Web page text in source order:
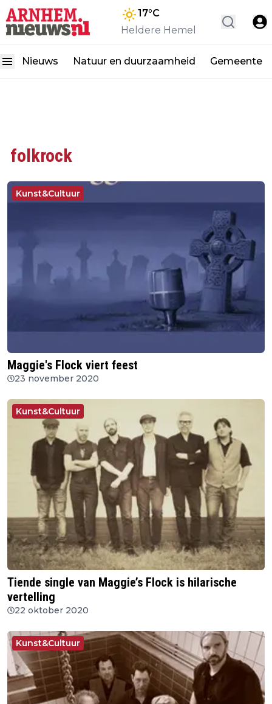
17°C
Heldere Hemel
Nieuws Natuur en duurzaamheid Gemeente
folkrock
Kunst&Cultuur
Maggie's Flock viert feest
23 november 2020
Kunst&Cultuur
Tiende single van Maggie’s Flock is hilarische
vertelling
22 oktober 2020
Kunst&Cultuur